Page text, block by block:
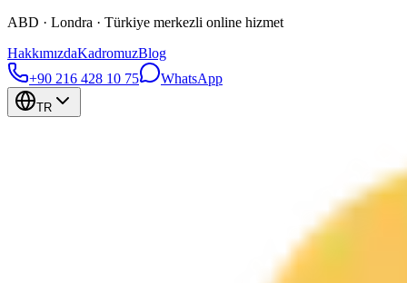
ABD · Londra · Türkiye merkezli online hizmet
HakkımızdaKadromuzBlog
+90 216 428 10 75
WhatsApp
TR